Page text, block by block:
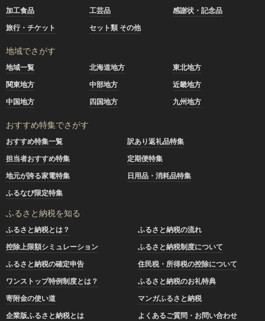
加工食品
工芸品
感謝状・記念品
旅行・チケット
セット類 その他
地域でさがす
地域一覧 北海道地方
東北地方
関東地方
中部地方
近畿地方
中国地方
四国地方 九州地方
おすすめ特集でさがす
おすすめ特集一覧
訳あり返礼品特集
担当者おすすめ特集
定期便特集
地元が誇る家電特集
日用品・消耗品特集
ふるなび限定特集
ふるさと納税を知る
ふるさと納税とは？
ふるさと納税の流れ
控除上限額シミュレーション
ふるさと納税制度について
ふるさと納税の確定申告
住民税・所得税の控除について
ワンストップ特例制度とは？
ふるさと納税のお礼特典
寄附金の使い道
マンガふるさと納税
企業版ふるさと納税とは
よくあるご質問・お問い合わせ